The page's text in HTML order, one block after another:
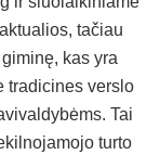
tačiau
kas yra
tradicines verslo
Tai
turto